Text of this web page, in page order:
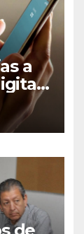
a
de